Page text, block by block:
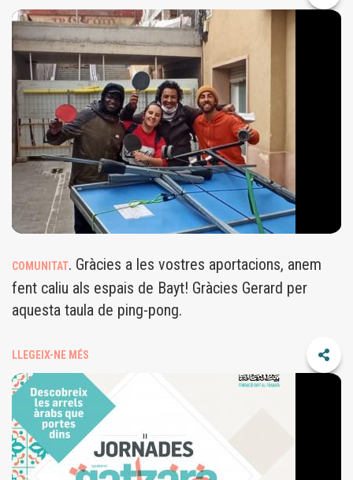
TAULAPINGPONG.JPG
COMUNITAT. Gràcies a les vostres aportacions, anem
fent caliu als espais de Bayt! Gràcies Gerard per
aquesta taula de ping-pong.
LLEGEIX-NE MÉS
GATZARA.JPG